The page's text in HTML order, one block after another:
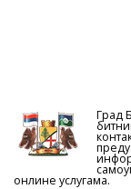
Град
онлине услугама.